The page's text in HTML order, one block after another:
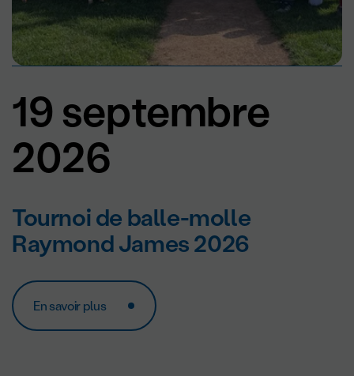
19 septembre
2026
Tournoi de balle-molle
Raymond James 2026
En savoir plus